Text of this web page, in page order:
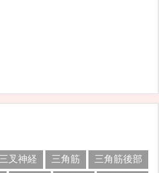
三叉神経 三角筋
三角筋後部